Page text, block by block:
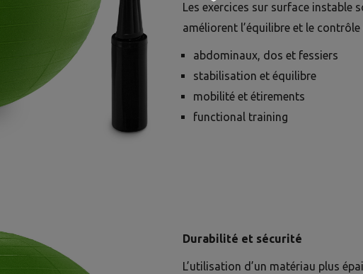
Les exercices sur surface instable
améliorent l’équilibre et le
abdominaux, dos et fessiers
stabilisation et équilibre
mobilité et étirements
functional training
Durabilité et sécurité
L’utilisation d’un matériau plus